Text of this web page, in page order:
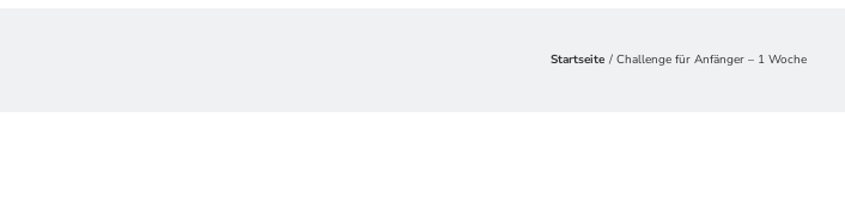
Startseite Challenge für Anfänger – 1 Woche